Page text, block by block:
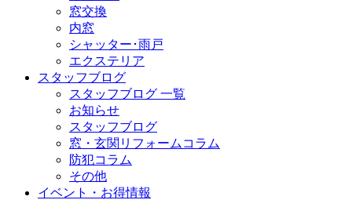
窓交換
内窓
シャッター･雨戸
エクステリア
スタッフブログ
スタッフブログ 一覧
お知らせ
スタッフブログ
窓・玄関リフォームコラム
防犯コラム
その他
イベント・お得情報